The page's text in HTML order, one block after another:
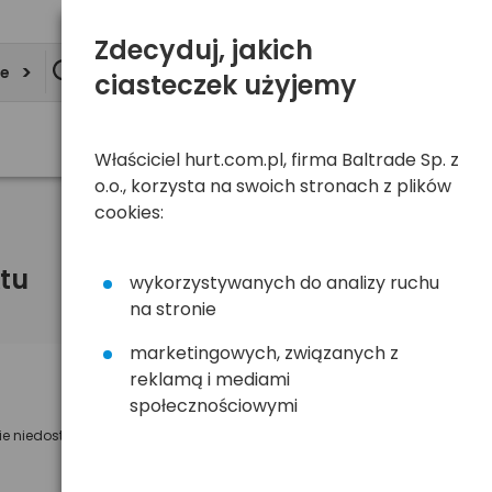
niedostępny
Powiadom mnie o dostępności
Zdecyduj, jakich
ciasteczek użyjemy
Właściciel hurt.com.pl, firma Baltrade Sp. z
o.o., korzysta na swoich stronach z plików
cookies:
wykorzystywanych do analizy ruchu
na stronie
marketingowych, związanych z
reklamą i mediami
społecznościowymi